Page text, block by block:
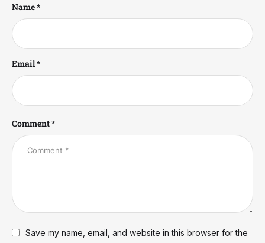
Comment *
Name *
Email *
Save my name, email, and website in this browser for the